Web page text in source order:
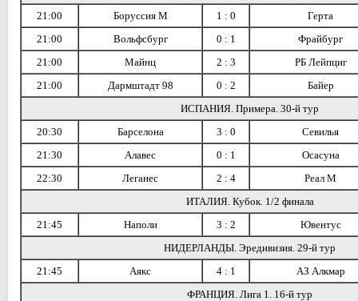
21:00
Боруссия М 1 : 0
Герта
21:00
Вольфсбург 0 : 1
Фрайбург
21:00
Майнц 2 : 3
РБ Лейпциг
21:00
Дармштадт 98 0 : 2
Байер
ИСПАНИЯ. Примера. 30-й тур
20:30
Барселона 3 : 0
Севилья
21:30
Алавес 0 : 1
Осасуна
22:30
Леганес 2 : 4
Реал М
ИТАЛИЯ. Кубок. 1/2 финала
21:45
Наполи 3 : 2
Ювентус
НИДЕРЛАНДЫ. Эредивизия. 29-й тур
21:45
Аякс 4 : 1
АЗ Алкмар
ФРАНЦИЯ. Лига 1. 16-й тур